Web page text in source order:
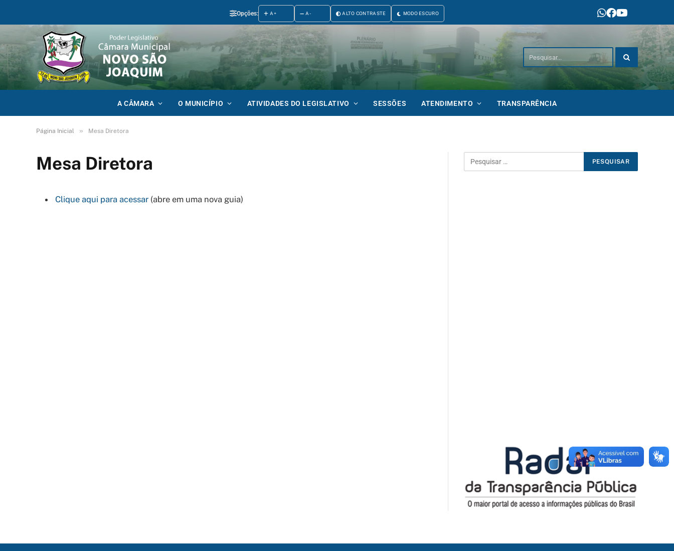
Opções: A+ A- ALTO CONTRASTE MODO ESCURO
A CÂMARA O MUNICÍPIO ATIVIDADES DO LEGISLATIVO SESSÕES ATENDIMENTO TRANSPARÊNCIA
Página Inicial » Mesa Diretora
Mesa Diretora
Clique aqui para acessar (abre em uma nova guia)